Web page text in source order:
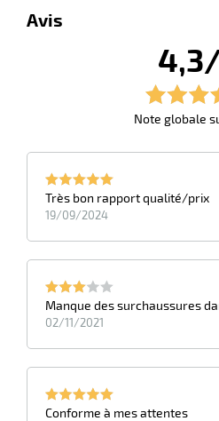
Avis
Note globale
Très bon rapport qualité/prix
19/09/2024
Manque des surchaussures
02/11/2021
Conforme à mes attentes